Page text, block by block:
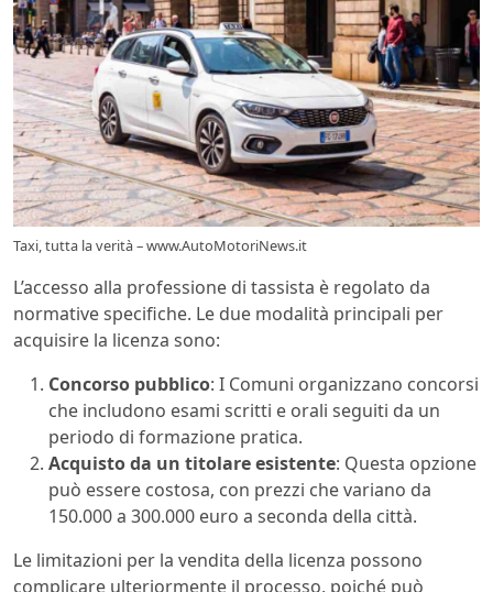
Taxi, tutta la verità – www.AutoMotoriNews.it
L’accesso alla professione di tassista è regolato da
normative specifiche. Le due modalità principali per
acquisire la licenza sono:
Concorso pubblico: I Comuni organizzano concorsi
che includono esami scritti e orali seguiti da un
periodo di formazione pratica.
Acquisto da un titolare esistente: Questa opzione
può essere costosa, con prezzi che variano da
150.000 a 300.000 euro a seconda della città.
Le limitazioni per la vendita della licenza possono
complicare ulteriormente il processo, poiché può